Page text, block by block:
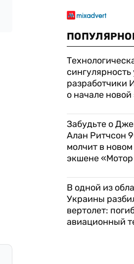
разработчики
о начале
Забудьте о
Алан Ритчсон
молчит в
экшене
В одной из
Украины
вертолет:
авиационный